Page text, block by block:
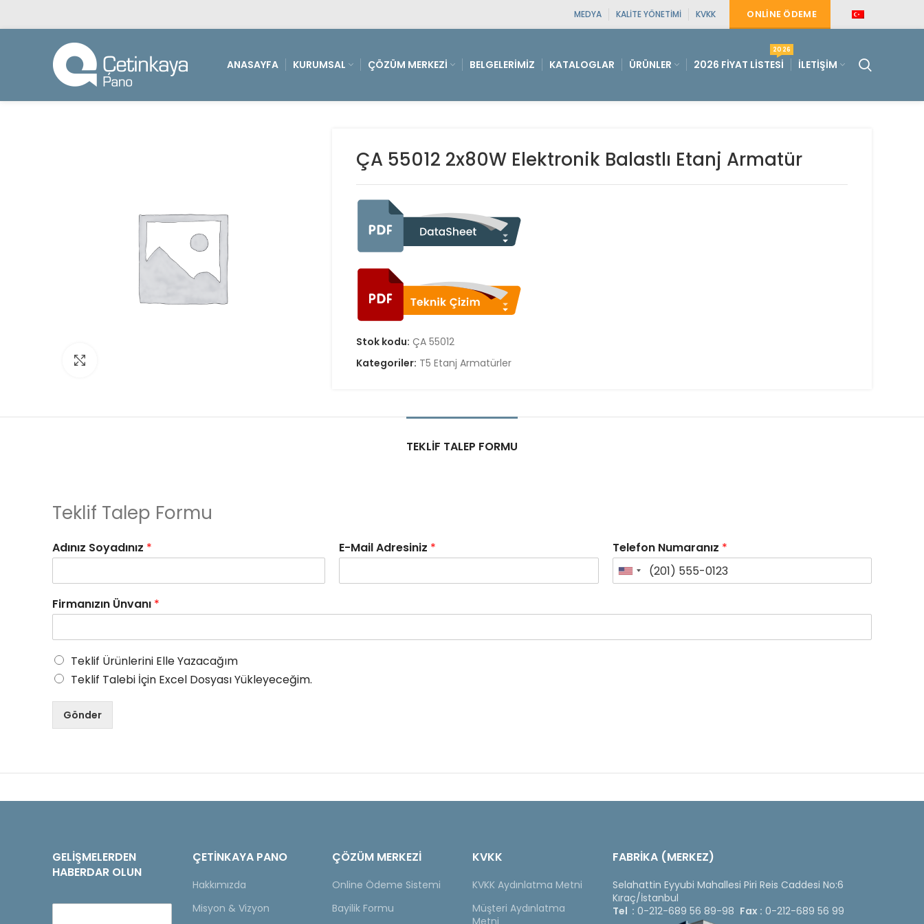
MEDYA KALITE YÖNETIMI KVKK ONLINE ÖDEME
ANASAYFA KURUMSAL ÇÖZÜM MERKEZI BELGELERIMIZ KATALOGLAR ÜRÜNLER 2026 FIYAT LISTESI
2026
İLETIŞIM
ÇA 55012 2x80W Elektronik Balastlı Etanj Armatür
Stok kodu: ÇA 55012
Kategoriler: T5 Etanj Armatürler
TEKLIF TALEP FORMU
Teklif Talep Formu
Adınız Soyadınız * E-Mail Adresiniz * Telefon Numaranız *
Firmanızın Ünvanı *
Teklif Ürünlerini Elle Yazacağım
Teklif Talebi İçin Excel Dosyası Yükleyeceğim.
Gönder
GELIŞMELERDEN
HABERDAR OLUN
ÇETINKAYA PANO
Hakkımızda
Misyon & Vizyon
ÇÖZÜM MERKEZİ
Online Ödeme Sistemi
Bayilik Formu
KVKK
KVKK Aydınlatma Metni
Müşteri Aydınlatma
Metni
FABRİKA (MERKEZ)
Selahattin Eyyubi Mahallesi Piri Reis Caddesi No:6
Kıraç/İstanbul
Tel : 0-212-689 56 89-98 Fax : 0-212-689 56 99